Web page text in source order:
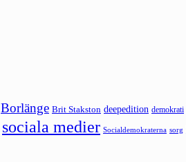
Borlänge Brit Stakston deepedition demokrati
sociala medier Socialdemokraterna sorg